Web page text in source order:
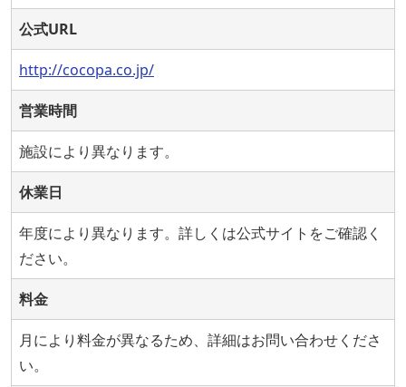
公式URL
http://cocopa.co.jp/
営業時間
施設により異なります。
休業日
年度により異なります。詳しくは公式サイトをご確認く
ださい。
料金
月により料金が異なるため、詳細はお問い合わせくださ
い。